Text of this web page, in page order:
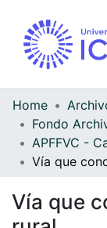
Home
Vía que